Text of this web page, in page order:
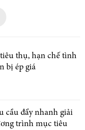
thụ, hạn chế tình
bị ép giá
cầu đẩy nhanh giải
trình mục tiêu